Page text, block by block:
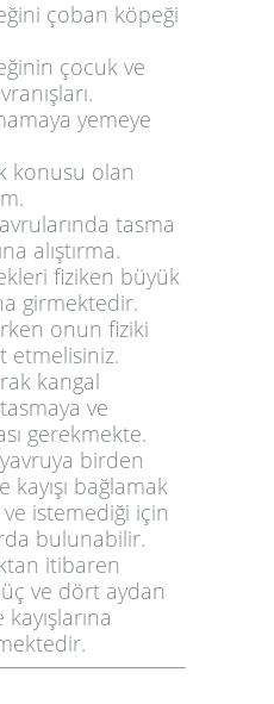
çoban köpeği
çocuk ve
yemeye
konusu olan
tasma
alıştırma.
fiziken büyük
girmektedir.
onun fiziki
etmelisiniz.
kangal
ve
gerekmekte.
birden
bağlamak
istemediği için
bulunabilir.
itibaren
ve dört aydan